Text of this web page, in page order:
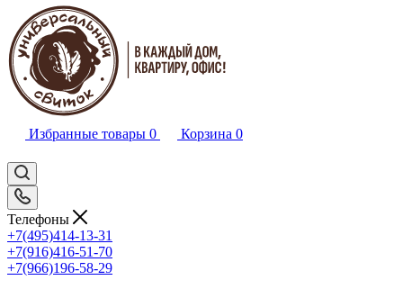
Избранные товары 0 Корзина 0
Телефоны
+7(495)414-13-31
+7(916)416-51-70
+7(966)196-58-29